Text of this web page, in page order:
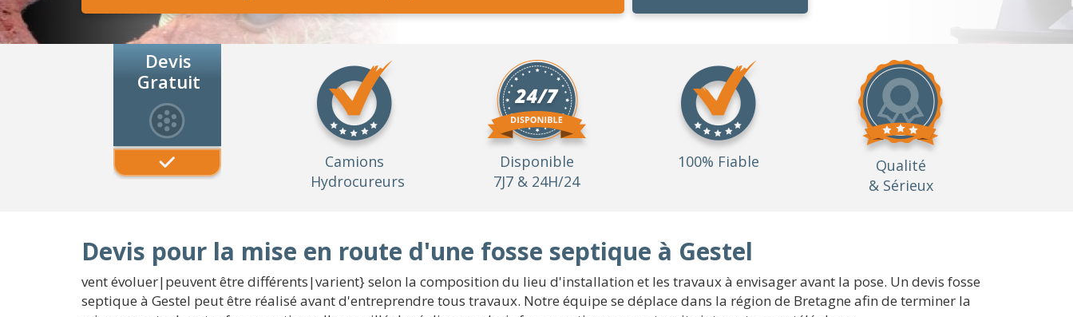
Devis
Gratuit
Camions
Hydrocureurs
Disponible
7J7 & 24H/24
100% Fiable
Qualité
& Sérieux
Devis pour la mise en route d'une fosse septique à Gestel
vent évoluer|peuvent être différents|varient} selon la composition du lieu d'installation et les travaux à envisager avant la pose. Un devis fosse
septique à Gestel peut être réalisé avant d'entreprendre tous travaux. Notre équipe se déplace dans la région de Bretagne afin de terminer la